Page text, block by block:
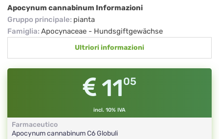
Apocynum cannabinum Informazioni
Gruppo principale: pianta
Famiglia: Apocynaceae - Hundsgiftgewächse
Ultriori informazioni
1105
incl. 10% IVA
Farmaceutico
Apocynum cannabinumC6Globuli